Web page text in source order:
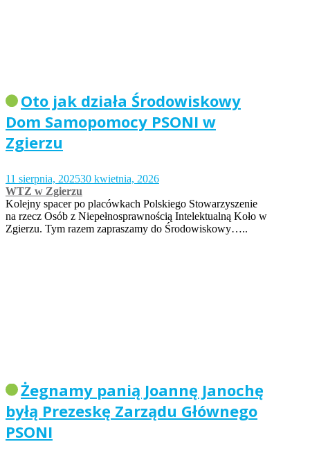
Oto jak działa Środowiskowy
Dom Samopomocy PSONI w
Zgierzu
11 sierpnia, 202530 kwietnia, 2026
WTZ w Zgierzu
Kolejny spacer po placówkach Polskiego Stowarzyszenie
na rzecz Osób z Niepełnosprawnością Intelektualną Koło w
Zgierzu. Tym razem zapraszamy do Środowiskowy…..
Żegnamy panią Joannę Janochę
byłą Prezeskę Zarządu Głównego
PSONI